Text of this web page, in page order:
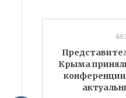
Крыма